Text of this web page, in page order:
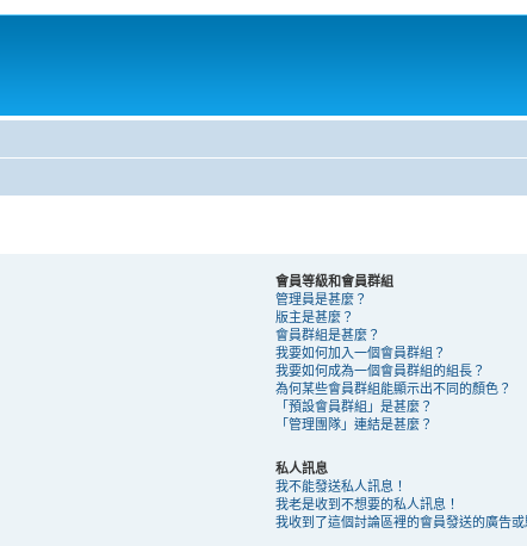
會員等級和會員群組
管理員是甚麼？
版主是甚麼？
會員群組是甚麼？
我要如何加入一個會員群組？
我要如何成為一個會員群組的組長？
為何某些會員群組能顯示出不同的顏色？
「預設會員群組」是甚麼？
「管理團隊」連結是甚麼？
私人訊息
我不能發送私人訊息！
我老是收到不想要的私人訊息！
我收到了這個討論區裡的會員發送的廣告或